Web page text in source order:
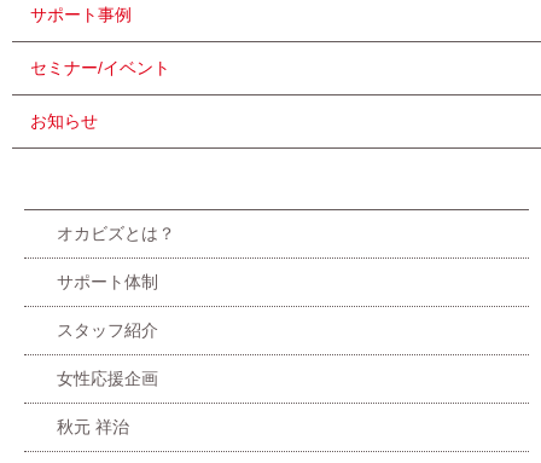
サポート事例
セミナー/イベント
お知らせ
オカビズとは？
サポート体制
スタッフ紹介
女性応援企画
秋元 祥治